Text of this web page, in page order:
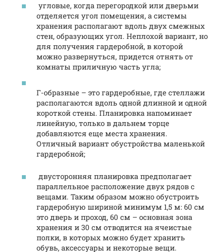
угловые, когда перегородкой или дверьми
отделяется угол помещения, а системы
хранения располагают вдоль двух смежных
стен, образующих угол. Неплохой вариант, но
для получения гардеробной, в которой
можно развернуться, придется отнять от
комнаты приличную часть угла;
Г-образные – это гардеробные, где стеллажи
располагаются вдоль одной длинной и одной
короткой стены. Планировка напоминает
линейную, только в дальнем торце
добавляются еще места хранения.
Отличный вариант обустройства маленькой
гардеробной;
двусторонняя планировка предполагает
параллельное расположение двух рядов с
вещами. Таким образом можно обустроить
гардеробную шириной минимум 1,5 м: 60 см
это дверь и проход, 60 см – основная зона
хранения и 30 см отводится на ячеистые
полки, в которых можно будет хранить
обувь, аксессуары и некоторые вещи.